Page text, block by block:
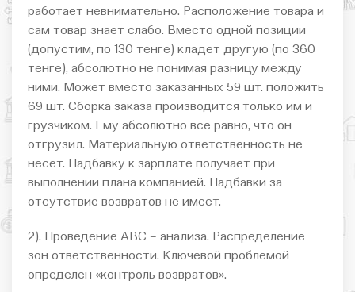
работает невнимательно. Расположение товара и
сам товар знает слабо. Вместо одной позиции
(допустим, по 130 тенге) кладет другую (по 360
тенге), абсолютно не понимая разницу между
ними. Может вместо заказанных 59 шт. положить
69 шт. Сборка заказа производится только им и
грузчиком. Ему абсолютно все равно, что он
отгрузил. Материальную ответственность не
несет. Надбавку к зарплате получает при
выполнении плана компанией. Надбавки за
отсутствие возвратов не имеет.
2). Проведение АВС – анализа. Распределение
зон ответственности. Ключевой проблемой
определен «контроль возвратов».